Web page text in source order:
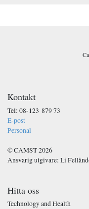
Kontakt
Tel: 08-123 879 73
E-post
Personal
© CAMST 2026
Ansvarig utgivare: Li
Hitta oss
Technology and Health